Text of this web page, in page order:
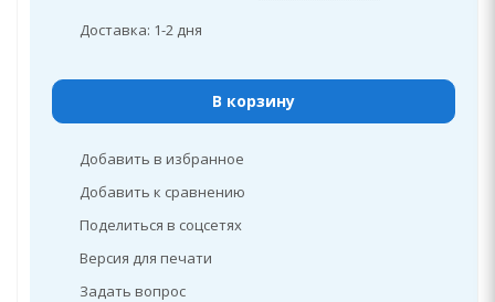
Доставка: 1-2 дня
В корзину
Добавить в избранное
Добавить к сравнению
Поделиться в соцсетях
Версия для печати
Задать вопрос